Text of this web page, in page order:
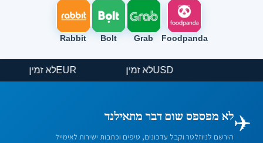
Foodpanda
Grab
Bolt
Rabbit
USDלא זמין EURלא זמין
✈️לא מפספס שום דבר מתאילנד
הירשם לניוזלטר וקבל עדכונים, טיפים וכתבות ישירות לאימייל